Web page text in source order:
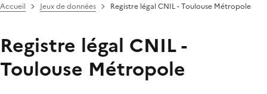
Accueil Jeux de données Registre légal CNIL - Toulouse Métropole
Registre légal CNIL -
Toulouse Métropole